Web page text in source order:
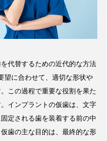
代替するための近代的な方法
望に合わせて、適切な形状や
この過程で重要な役割を果た
インプラントの仮歯は、文字
定される歯を装着する前の中
歯の主な目的は、最終的な形